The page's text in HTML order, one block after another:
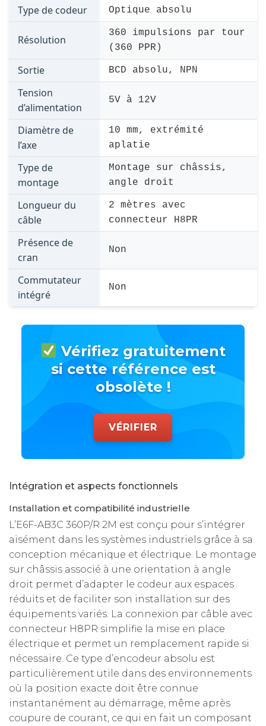
Type de codeur Optique absolu
Résolution
360 impulsions par tour
(360 PPR)
Sortie BCD absolu, NPN
Tension
d’alimentation
5V à 12V
Diamètre de
l’axe
10 mm, extrémité
aplatie
Type de
montage
Montage sur châssis,
angle droit
Longueur du
câble
2 mètres avec
connecteur H8PR
Présence de
cran
Non
Commutateur
intégré
Non
Vérifiez gratuitement
si cette référence est
obsolète !
VÉRIFIER
Intégration et aspects fonctionnels
Installation et compatibilité industrielle
L’E6F-AB3C 360P/R 2M est conçu pour s’intégrer
aisément dans les systèmes industriels grâce à sa
conception mécanique et électrique. Le montage
sur châssis associé à une orientation à angle
droit permet d’adapter le codeur aux espaces
réduits et de faciliter son installation sur des
équipements variés. La connexion par câble avec
connecteur H8PR simplifie la mise en place
électrique et permet un remplacement rapide si
nécessaire. Ce type d’encodeur absolu est
particulièrement utile dans des environnements
où la position exacte doit être connue
instantanément au démarrage, même après
coupure de courant, ce qui en fait un composant